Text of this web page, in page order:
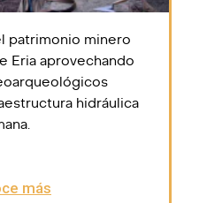
patrimonio minero
Eria aprovechando
hidráulica
más